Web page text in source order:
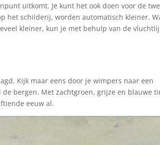
uitkomt. Je kunt het ook doen voor de
het schilderij, worden automatisch kleiner.
kleiner, kun je met behulp van de
Kijk maar eens door je wimpers naar een
bergen. Met zachtgroen, grijze en blauwe
eeuw al.